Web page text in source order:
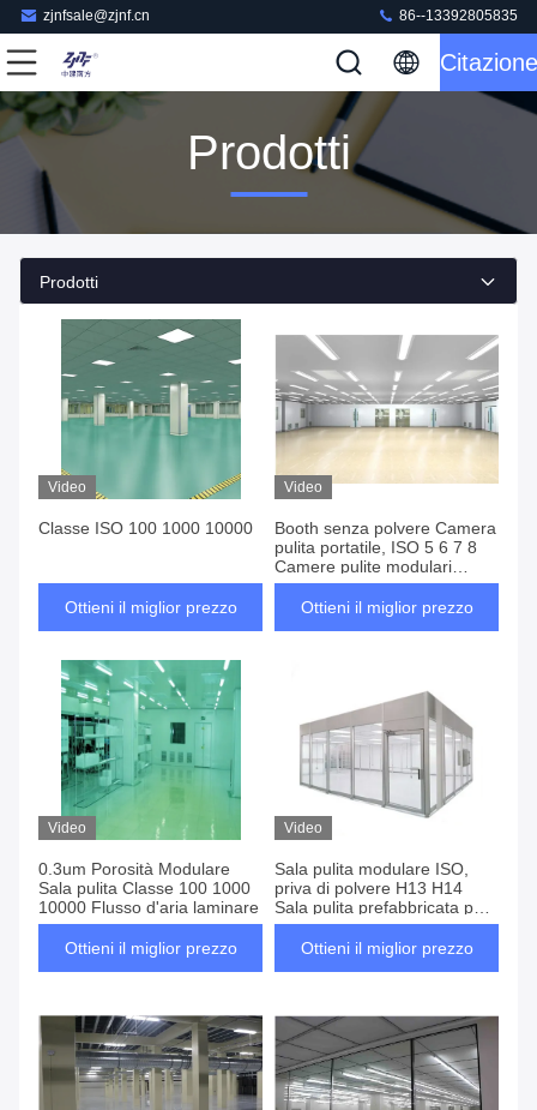
zjnfsale@zjnf.cn 86--13392805835
Citazione
Prodotti
Prodotti
Video
Classe ISO 100 1000 10000
Ottieni il miglior prezzo
Video
Booth senza polvere Camera
pulita portatile, ISO 5 6 7 8
Camere pulite modulari
prefabbricate con FFU
Ottieni il miglior prezzo
Video
0.3um Porosità Modulare
Sala pulita Classe 100 1000
10000 Flusso d'aria laminare
Ottieni il miglior prezzo
Video
Sala pulita modulare ISO,
priva di polvere H13 H14
Sala pulita prefabbricata per
laboratorio
Ottieni il miglior prezzo